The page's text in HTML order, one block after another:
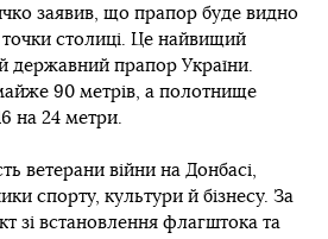
заявив, що прапор буде видно
столиці. Це найвищий
державний прапор України.
90 метрів, а полотнище
на 24 метри.
ветерани війни на Донбасі,
спорту, культури й бізнесу. За
зі встановлення флагштока та